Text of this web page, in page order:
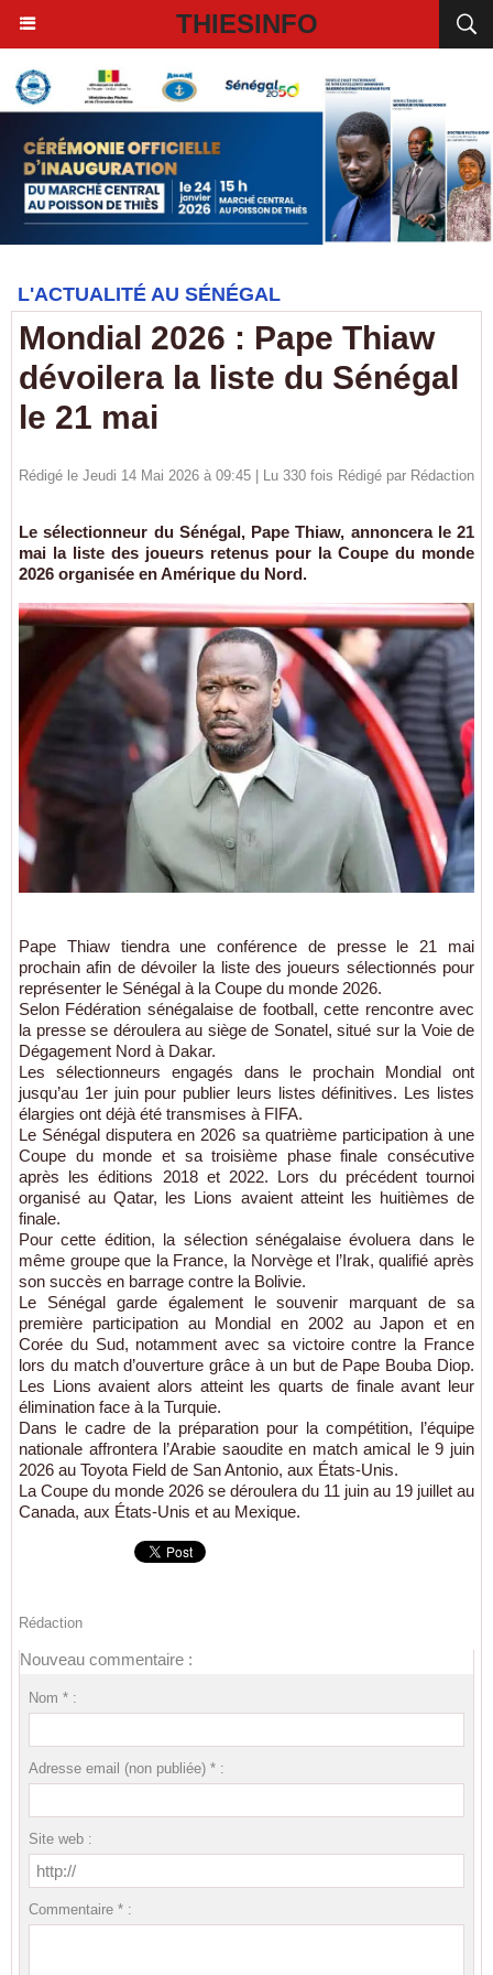
THIESINFO
L'ACTUALITÉ AU SÉNÉGAL
Mondial 2026 : Pape Thiaw
dévoilera la liste du Sénégal
le 21 mai
Rédigé le Jeudi 14 Mai 2026 à 09:45 | Lu 330 fois Rédigé par Rédaction
Le sélectionneur du Sénégal, Pape Thiaw, annoncera le 21
mai la liste des joueurs retenus pour la Coupe du monde
2026 organisée en Amérique du Nord.
Pape Thiaw tiendra une conférence de presse le 21 mai
prochain afin de dévoiler la liste des joueurs sélectionnés pour
représenter le Sénégal à la Coupe du monde 2026.
Selon Fédération sénégalaise de football, cette rencontre avec
la presse se déroulera au siège de Sonatel, situé sur la Voie de
Dégagement Nord à Dakar.
Les sélectionneurs engagés dans le prochain Mondial ont
jusqu’au 1er juin pour publier leurs listes définitives. Les listes
élargies ont déjà été transmises à FIFA.
Le Sénégal disputera en 2026 sa quatrième participation à une
Coupe du monde et sa troisième phase finale consécutive
après les éditions 2018 et 2022. Lors du précédent tournoi
organisé au Qatar, les Lions avaient atteint les huitièmes de
finale.
Pour cette édition, la sélection sénégalaise évoluera dans le
même groupe que la France, la Norvège et l’Irak, qualifié après
son succès en barrage contre la Bolivie.
Le Sénégal garde également le souvenir marquant de sa
première participation au Mondial en 2002 au Japon et en
Corée du Sud, notamment avec sa victoire contre la France
lors du match d’ouverture grâce à un but de Pape Bouba Diop.
Les Lions avaient alors atteint les quarts de finale avant leur
élimination face à la Turquie.
Dans le cadre de la préparation pour la compétition, l’équipe
nationale affrontera l’Arabie saoudite en match amical le 9 juin
2026 au Toyota Field de San Antonio, aux États-Unis.
La Coupe du monde 2026 se déroulera du 11 juin au 19 juillet au
Canada, aux États-Unis et au Mexique.
Rédaction
Nouveau commentaire :
Nom * :
Adresse email (non publiée) * :
Site web :
Commentaire * :